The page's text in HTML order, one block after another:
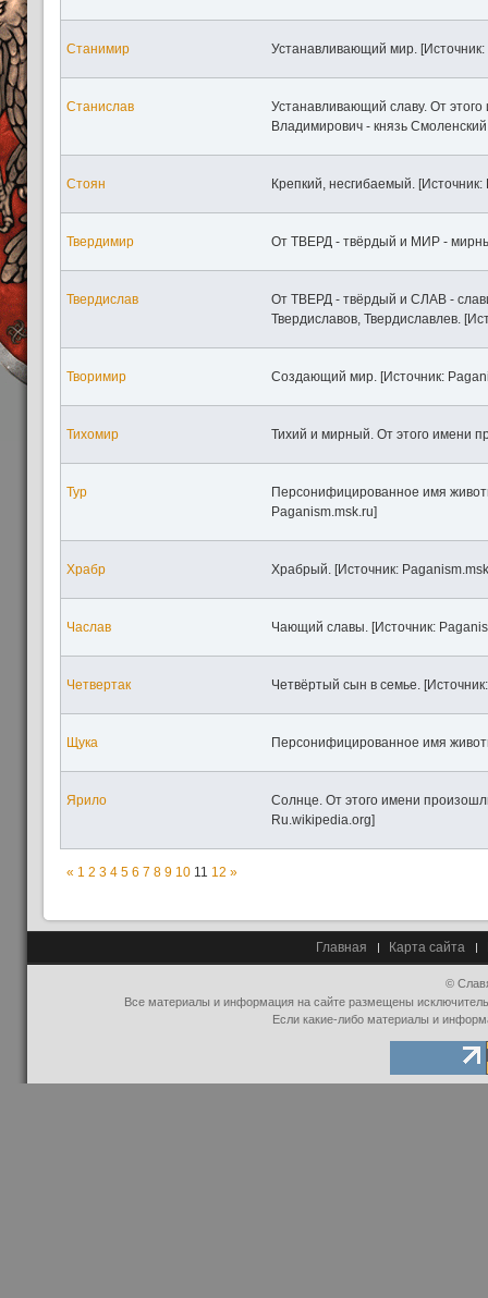
Станимир Устанавливающий мир. [Источник:
Станислав
Устанавливающий славу. От
Владимирович - князь
Стоян Крепкий, несгибаемый.
Твердимир От ТВЕРД - твёрдый и МИР -
Твердислав
От ТВЕРД - твёрдый и СЛАВ -
Твердиславов, Твердиславлев.
Творимир Создающий мир. [Источник:
Тихомир Тихий и мирный. От этого имени
Тур
Персонифицированное имя
Paganism.msk.ru]
Храбр Храбрый. [Источник:
Часлав Чающий славы. [Источник:
Четвертак Четвёртый сын в семье.
Щука Персонифицированное имя
Ярило
Солнце. От этого имени
Ru.wikipedia.org]
« 1 2 3 4 5 6 7 8 9 10 11 12 »
Главная Карта сайта
©
Все материалы и информация на сайте размещены
Если какие-либо материалы и